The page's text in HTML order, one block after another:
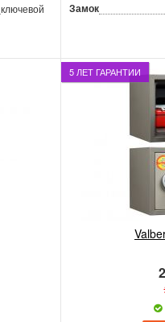
ключевой
Замок
5 ЛЕТ ГАРАНТИИ